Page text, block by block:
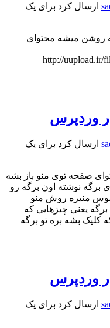
ارسال کرد برای یک
روشن میشه محتوای
http://uupload.ir/
وردپرس
ارسال کرد برای یک
صفحه توی منو باز بشه
برگه نوشته اون برگه رو
موس منیره روش منو
یعنی چیزهایی که
کلیک بشه بره تو برگه
وردپرس
ارسال کرد برای یک